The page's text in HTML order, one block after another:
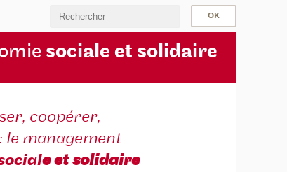
sociale et solidaire
coopérer,
le management
e et solidaire